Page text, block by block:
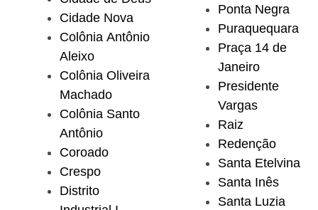
Cidade Nova
Colônia Antônio
Aleixo
Colônia Oliveira
Machado
Colônia Santo
Antônio
Coroado
Crespo
Distrito
Ponta Negra
Puraquequara
Praça 14 de
Janeiro
Presidente
Vargas
Raiz
Redenção
Santa Etelvina
Santa Inês
Santa Luzia